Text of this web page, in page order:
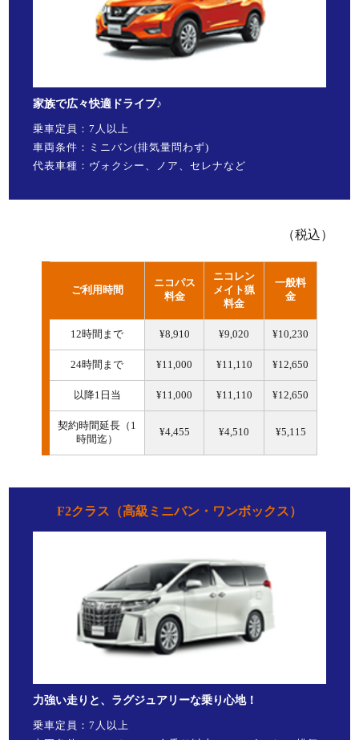
家族で広々快適ドライブ♪
乗車定員：7人以上
車両条件：ミニバン(排気量問わず)
代表車種：ヴォクシー、ノア、セレナなど
（税込）
ご利用時間
ニコパス
料金
ニコレン
メイト猟
料金
一般料
金
12時間まで ¥8,910 ¥9,020 ¥10,230
24時間まで ¥11,000 ¥11,110 ¥12,650
以降1日当 ¥11,000 ¥11,110 ¥12,650
契約時間延長（1
時間迄）
¥4,455 ¥4,510 ¥5,115
F2クラス（高級ミニバン・ワンボックス）
力強い走りと、ラグジュアリーな乗り心地！
乗車定員：7人以上